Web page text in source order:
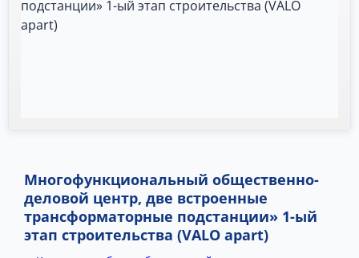
Многофункциональный общественно-
деловой центр, две встроенные
трансформаторные подстанции» 1-ый
этап строительства (VALO apart)